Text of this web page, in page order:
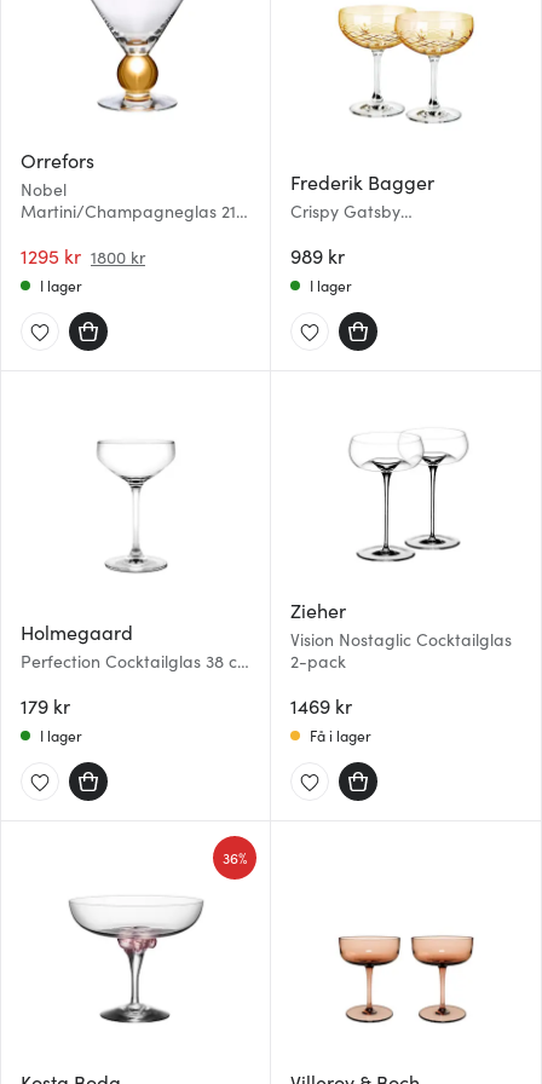
Orrefors
Nobel
Martini/Champagneglas 21
1295 kr 1800 kr
I lager
Frederik Bagger
Crispy Gatsby
Citrine
989 kr
I lager
Holmegaard
Perfection Cocktailglas 38 cl
179 kr
I lager
Zieher
Vision Nostaglic Cocktailglas
2-pack
1469 kr
Få i lager
36%